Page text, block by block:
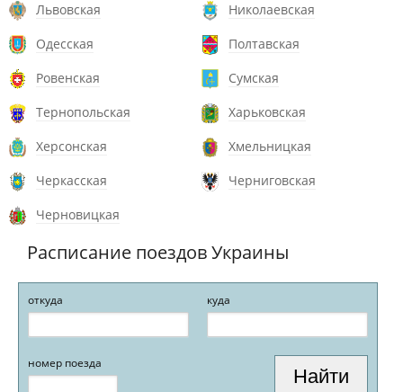
Львовская
Николаевская
Одесская
Полтавская
Ровенская
Сумская
Тернопольская
Харьковская
Херсонская
Хмельницкая
Черкасская
Черниговская
Черновицкая
Расписание поездов Украины
откуда куда
номер поезда